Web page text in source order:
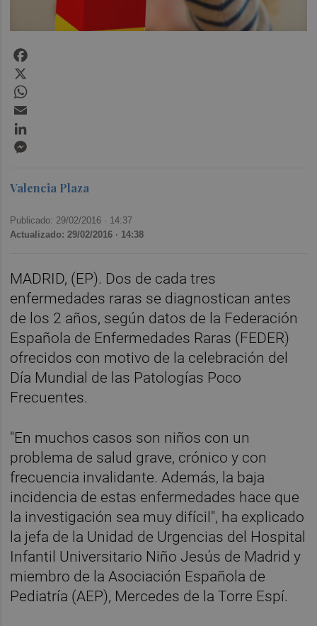
Valencia Plaza
Publicado: 29/02/2016 · 14:37
Actualizado: 29/02/2016 · 14:38
MADRID, (EP). Dos de cada tres
enfermedades raras se diagnostican antes
de los 2 años, según datos de la Federación
Española de Enfermedades Raras (FEDER)
ofrecidos con motivo de la celebración del
Día Mundial de las Patologías Poco
Frecuentes.
"En muchos casos son niños con un
problema de salud grave, crónico y con
frecuencia invalidante. Además, la baja
incidencia de estas enfermedades hace que
la investigación sea muy difícil", ha explicado
la jefa de la Unidad de Urgencias del Hospital
Infantil Universitario Niño Jesús de Madrid y
miembro de la Asociación Española de
Pediatría (AEP), Mercedes de la Torre Espí.